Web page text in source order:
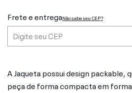
Frete e entregaNão sabe seu CEP?
A Jaqueta possui design packable,
peça de forma compacta em